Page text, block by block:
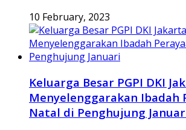
10 February, 2023
Keluarga Besar PGPI DKI
Menyelenggarakan Ibadah
Natal di Penghujung